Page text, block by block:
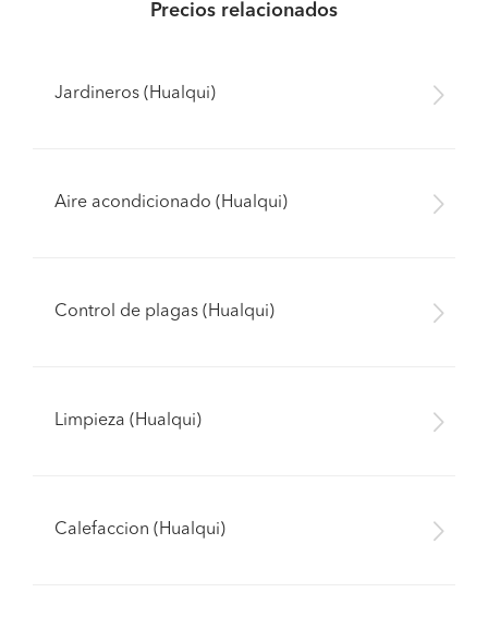
Precios relacionados
Jardineros (Hualqui)
Aire acondicionado (Hualqui)
Control de plagas (Hualqui)
Limpieza (Hualqui)
Calefaccion (Hualqui)